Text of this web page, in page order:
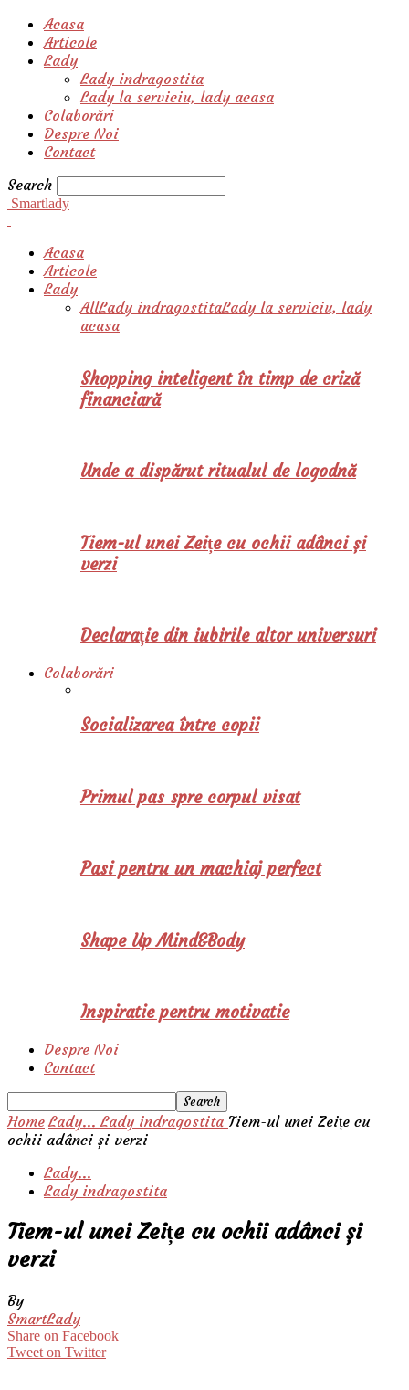
Acasa
Articole
Lady
Lady indragostita
Lady la serviciu, lady acasa
Colaborări
Despre Noi
Contact
Search
Smartlady
Acasa
Articole
Lady
AllLady indragostitaLady la serviciu, lady
acasa
Shopping inteligent în timp de criză
financiară
Unde a dispărut ritualul de logodnă
Tiem-ul unei Zeițe cu ochii adânci și
verzi
Declarație din iubirile altor universuri
Colaborări
Socializarea între copii
Primul pas spre corpul visat
Pasi pentru un machiaj perfect
Shape Up Mind&Body
Inspiratie pentru motivatie
Despre Noi
Contact
Home Lady... Lady indragostita Tiem-ul unei Zeițe cu
ochii adânci și verzi
Lady...
Lady indragostita
Tiem-ul unei Zeițe cu ochii adânci și
verzi
By
SmartLady
Share on Facebook
Tweet on Twitter